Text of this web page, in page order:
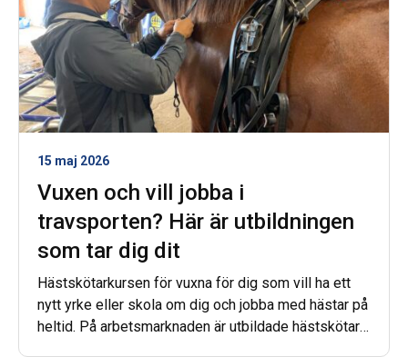
15 maj 2026
Vuxen och vill jobba i
travsporten? Här är utbildningen
som tar dig dit
Hästskötarkursen för vuxna för dig som vill ha ett
nytt yrke eller skola om dig och jobba med hästar på
heltid. På arbetsmarknaden är utbildade hästskötare